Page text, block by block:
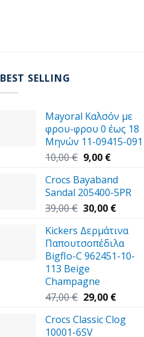
BEST SELLING
Mayoral Καλσόν με
φρου-φρου 0 έως 18
Μηνών 11-09415-091
10,00€ Original
was:
10,00 €.
9,00 €Η
τιμή
είναι:
9,00 €.
Crocs Bayaband
Sandal 205400-5PR
39,00€ Original
was:
39,00 €.
30,00 €Η
τιμή
είναι:
30,00 €.
Kickers Δερμάτινα
Παπουτσοπέδιλα
Bigflo-C 962451-10-
113 Beige
Champagne
47,00€ Original
was:
47,00 €.
29,00 €Η
τιμή
Crocs Classic Clog
10001-6SV